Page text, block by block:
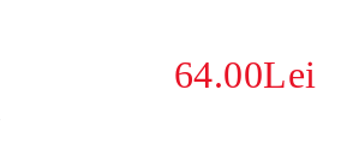
64.00Lei